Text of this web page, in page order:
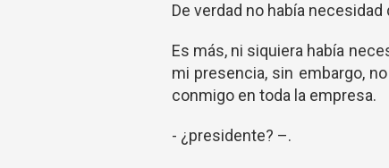
De verdad no había necesidad
Es más, ni siquiera había
mi presencia, sin embargo,
conmigo en toda la empresa.
- ¿presidente? –.